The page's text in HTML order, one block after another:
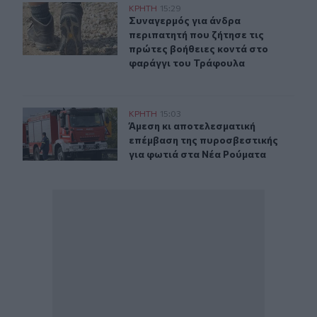
Συναγερμός για άνδρα περιπατητή που ζήτησε τις
ΚΡΗΤΗ 15:29
Συναγερμός για άνδρα
Συναγερμός για άνδρα
περιπατητή που ζήτησε τις
πρώτες βοήθειες κοντά στο
φαράγγι του Τράφουλα
Άμεση κι αποτελεσματική επέμβαση της
ΚΡΗΤΗ 15:03
Άμεση κι αποτελεσματική
Άμεση κι αποτελεσματική
επέμβαση της πυροσβεστικής
για φωτιά στα Νέα Ρούματα